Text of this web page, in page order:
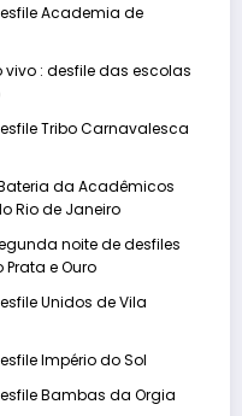
Academia de
vivo : desfile das escolas
Tribo Carnavalesca
da Acadêmicos
Rio de Janeiro
noite de desfiles
e Ouro
Unidos de Vila
Império do Sol
Bambas da Orgia